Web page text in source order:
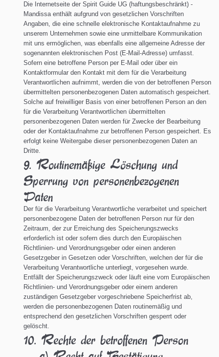
Die Internetseite der Spirit Guide UG (haftungsbeschränkt) -
Mandissa enthält aufgrund von gesetzlichen Vorschriften
Angaben, die eine schnelle elektronische Kontaktaufnahme zu
unserem Unternehmen sowie eine unmittelbare Kommunikation
mit uns ermöglichen, was ebenfalls eine allgemeine Adresse der
sogenannten elektronischen Post (E-Mail-Adresse) umfasst.
Sofern eine betroffene Person per E-Mail oder über ein
Kontaktformular den Kontakt mit dem für die Verarbeitung
Verantwortlichen aufnimmt, werden die von der betroffenen Person
übermittelten personenbezogenen Daten automatisch gespeichert.
Solche auf freiwilliger Basis von einer betroffenen Person an den
für die Verarbeitung Verantwortlichen übermittelten
personenbezogenen Daten werden für Zwecke der Bearbeitung
oder der Kontaktaufnahme zur betroffenen Person gespeichert. Es
erfolgt keine Weitergabe dieser personenbezogenen Daten an
Dritte.
9. Routinemäßige Löschung und
Sperrung von personenbezogenen
Daten
Der für die Verarbeitung Verantwortliche verarbeitet und speichert
personenbezogene Daten der betroffenen Person nur für den
Zeitraum, der zur Erreichung des Speicherungszwecks
erforderlich ist oder sofern dies durch den Europäischen
Richtlinien- und Verordnungsgeber oder einen anderen
Gesetzgeber in Gesetzen oder Vorschriften, welchen der für die
Verarbeitung Verantwortliche unterliegt, vorgesehen wurde.
Entfällt der Speicherungszweck oder läuft eine vom Europäischen
Richtlinien- und Verordnungsgeber oder einem anderen
zuständigen Gesetzgeber vorgeschriebene Speicherfrist ab,
werden die personenbezogenen Daten routinemäßig und
entsprechend den gesetzlichen Vorschriften gesperrt oder
gelöscht.
10. Rechte der betroffenen Person